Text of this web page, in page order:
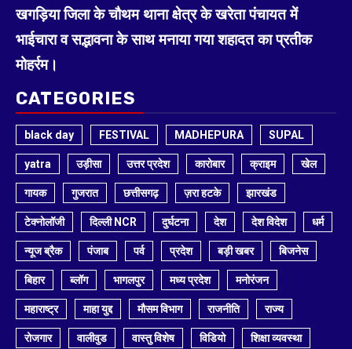
खगड़िया जिला के चौथम थाना क्षेत्र के खरेता पंचायत में
भाईचारा व सद्भावना के साथ मनाया गया शहादत का प्रतीक
मोहर्रम।
CATEGORIES
black day FESTIVAL MADHEPURA SUPAL
yatra उड़ीसा उत्तर प्रदेश कारोबार क्राइम खेल
गायक गुजरात छत्तीसगढ़ ज़रा हटके झारखंड
टेक्नोलॉजी दिल्ली NCR दुर्घटना देश देश विदेश धर्म
न्यूज ब्रैक पंजाब पर्व प्रदेश बड़ी खबर बिजनेस
बिहार ब्लॉग भागलपुर मध्य प्रदेश मनोरंजन
महाराष्ट्र माहा युद्द मौसम विभाग राजनीति राज्य
रोजगार वालीवुड वास्तु विशेष विडियो शिक्षा व्यवस्था